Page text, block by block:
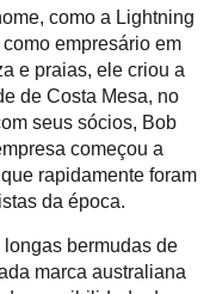
como a Lightning
empresário em
e praias, ele criou a
de Costa Mesa, no
seus sócios, Bob
começou a
rapidamente foram
da época.
bermudas de
marca australiana